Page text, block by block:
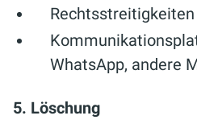
WhatsApp, andere
5. Löschung